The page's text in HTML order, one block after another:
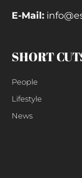
E-Mail:
SHORT
People
Lifestyle
News